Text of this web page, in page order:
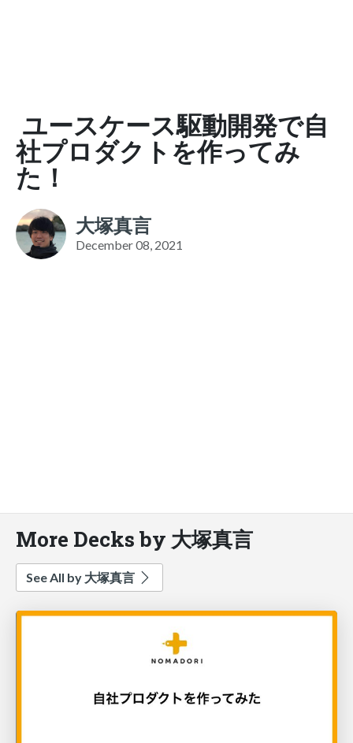
ユースケース駆動開発で自
社プロダクトを作ってみ
た！
大塚真言
December 08, 2021
More Decks by 大塚真言
See All by 大塚真言